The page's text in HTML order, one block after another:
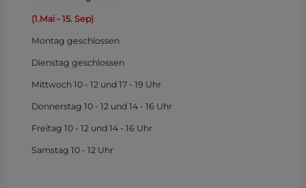
(1.Mai - 15. Sep)
Montag geschlossen
Dienstag geschlossen
Mittwoch 10 - 12 und 17 - 19 Uhr
Donnerstag 10 - 12 und 14 - 16 Uhr
Freitag 10 - 12 und 14 - 16 Uhr
Samstag 10 - 12 Uhr